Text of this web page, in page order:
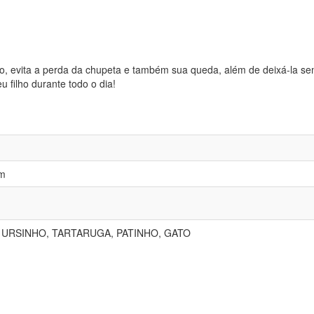
evita a perda da chupeta e também sua queda, além de deixá-la
filho durante todo o dia!
TARTARUGA, PATINHO, GATO